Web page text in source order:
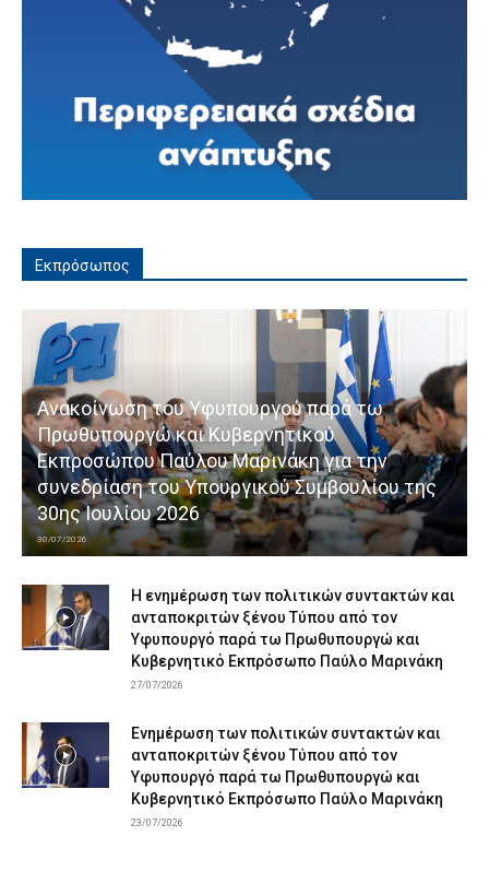
Εκπρόσωπος
Ανακοίνωση του Υφυπουργού παρά τω
Πρωθυπουργώ και Κυβερνητικού
Εκπροσώπου Παύλου Μαρινάκη για την
συνεδρίαση του Υπουργικού Συμβουλίου της
30ης Ιουλίου 2026
30/07/2026
Η ενημέρωση των πολιτικών συντακτών και
ανταποκριτών ξένου Τύπου από τον
Υφυπουργό παρά τω Πρωθυπουργώ και
Κυβερνητικό Εκπρόσωπο Παύλο Μαρινάκη
27/07/2026
Ενημέρωση των πολιτικών συντακτών και
ανταποκριτών ξένου Τύπου από τον
Υφυπουργό παρά τω Πρωθυπουργώ και
Κυβερνητικό Εκπρόσωπο Παύλο Μαρινάκη
23/07/2026